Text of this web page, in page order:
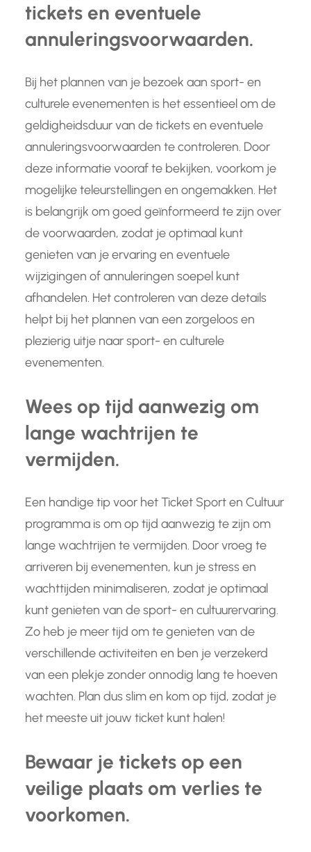
tickets en eventuele
annuleringsvoorwaarden.
Bij het plannen van je bezoek aan sport- en
culturele evenementen is het essentieel om de
geldigheidsduur van de tickets en eventuele
annuleringsvoorwaarden te controleren. Door
deze informatie vooraf te bekijken, voorkom je
mogelijke teleurstellingen en ongemakken. Het
is belangrijk om goed geïnformeerd te zijn over
de voorwaarden, zodat je optimaal kunt
genieten van je ervaring en eventuele
wijzigingen of annuleringen soepel kunt
afhandelen. Het controleren van deze details
helpt bij het plannen van een zorgeloos en
plezierig uitje naar sport- en culturele
evenementen.
Wees op tijd aanwezig om
lange wachtrijen te
vermijden.
Een handige tip voor het Ticket Sport en Cultuur
programma is om op tijd aanwezig te zijn om
lange wachtrijen te vermijden. Door vroeg te
arriveren bij evenementen, kun je stress en
wachttijden minimaliseren, zodat je optimaal
kunt genieten van de sport- en cultuurervaring.
Zo heb je meer tijd om te genieten van de
verschillende activiteiten en ben je verzekerd
van een plekje zonder onnodig lang te hoeven
wachten. Plan dus slim en kom op tijd, zodat je
het meeste uit jouw ticket kunt halen!
Bewaar je tickets op een
veilige plaats om verlies te
voorkomen.